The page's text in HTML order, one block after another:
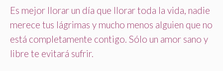
Es mejor llorar un día que llorar toda la vida, nadie
merece tus lágrimas y mucho menos alguien que no
está completamente contigo. Sólo un amor sano y
libre te evitará sufrir.